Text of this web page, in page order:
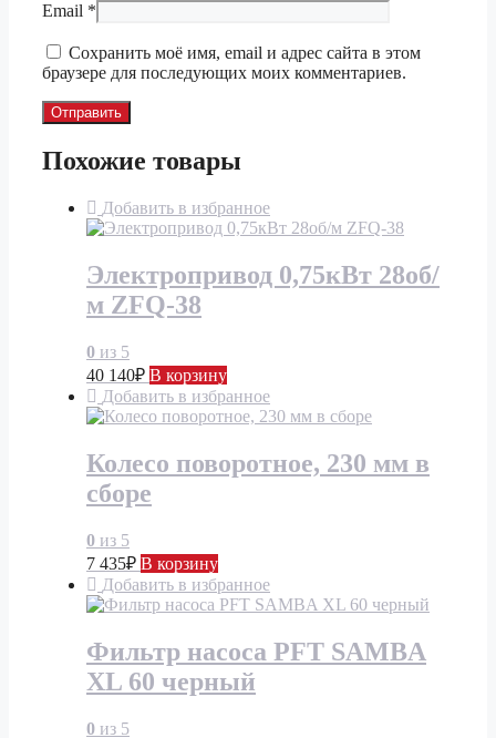
Email *
Сохранить моё имя, email и адрес сайта в этом
браузере для последующих моих комментариев.
Похожие товары
Добавить в избранное
Электропривод 0,75кВт 28об/
м ZFQ-38
0 из 5
40 140₽ В корзину
Добавить в избранное
Колесо поворотное, 230 мм в
сборе
0 из 5
7 435₽ В корзину
Добавить в избранное
Фильтр насоса PFT SAMBA
XL 60 черный
0 из 5